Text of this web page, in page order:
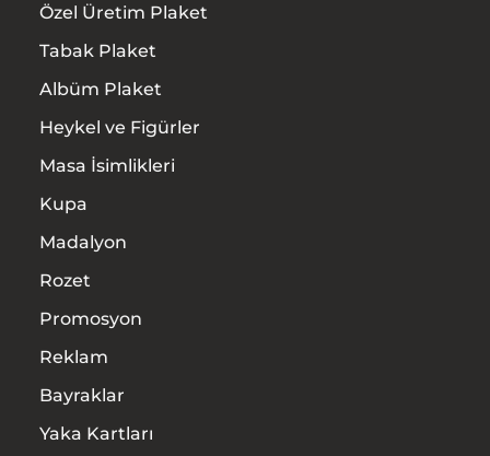
Özel Üretim Plaket
Tabak Plaket
Albüm Plaket
Heykel ve Figürler
Masa İsimlikleri
Kupa
Madalyon
Rozet
Promosyon
Reklam
Bayraklar
Yaka Kartları